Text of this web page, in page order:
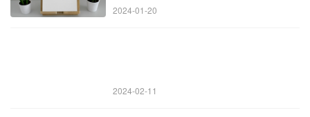
2024-01-20
2024-02-11